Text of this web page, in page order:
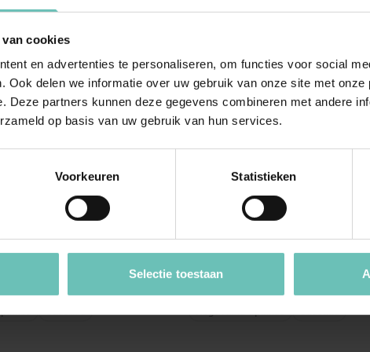
cookies
en advertenties te personaliseren, om functies voor social
Ook delen we informatie over uw gebruik van onze site met
Deze partners kunnen deze gegevens combineren met andere
op basis van uw gebruik van hun services.
Voorkeuren Statistieken
Selectie toestaan
Raad:
17 juni
02054)
Cassatie
Uitspraak Hoge Raad:
Belastingrecht
(ECLI:NL:HR:2018:457, 30 maart
2018, nr. 17/01039)
Hoge Raad Updates Cassatie